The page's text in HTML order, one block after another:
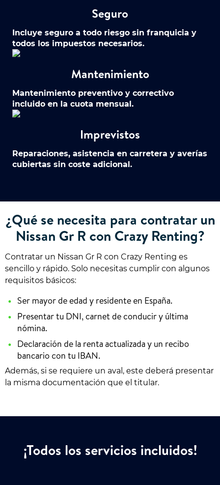
Seguro
Incluye seguro a todo riesgo sin franquicia y
todos los impuestos necesarios.
Mantenimiento
Mantenimiento preventivo y correctivo
incluido en la cuota mensual.
Imprevistos
Reparaciones, asistencia en carretera y averías
cubiertas sin coste adicional.
¿Qué se necesita para contratar un
Nissan Gr R con Crazy Renting?
Contratar un Nissan Gr R con Crazy Renting es
sencillo y rápido. Solo necesitas cumplir con algunos
requisitos básicos:
Ser mayor de edad y residente en España.
Presentar tu DNI, carnet de conducir y última
nómina.
Declaración de la renta actualizada y un recibo
bancario con tu IBAN.
Además, si se requiere un aval, este deberá presentar
la misma documentación que el titular.
¡Todos los servicios incluidos!